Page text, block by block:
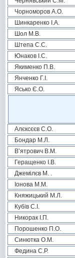
Чорноморов А.О.
Шинкаренко І.А.
Шол М.В.
Штепа С.С.
Юнаков І.С.
Якименко П.В.
Янченко Г.І.
Ясько Є.О.
Алєксєєв С.О.
Бондар М.Л.
В’ятрович В.М.
Геращенко І.В.
Джемілєв М. .
Іонова М.М.
Княжицький М.Л.
Кубів С.І.
Никорак І.П.
Порошенко П.О.
Синютка О.М.
Федина С.Р.